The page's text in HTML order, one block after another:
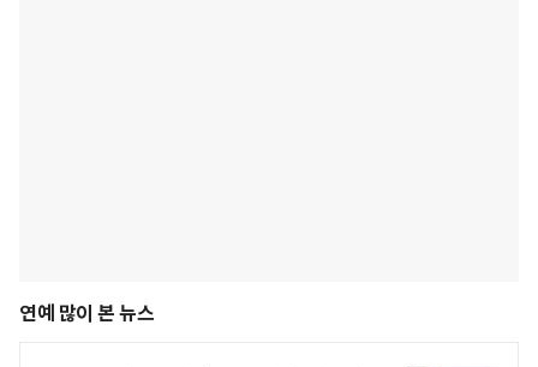
연예 많이 본 뉴스